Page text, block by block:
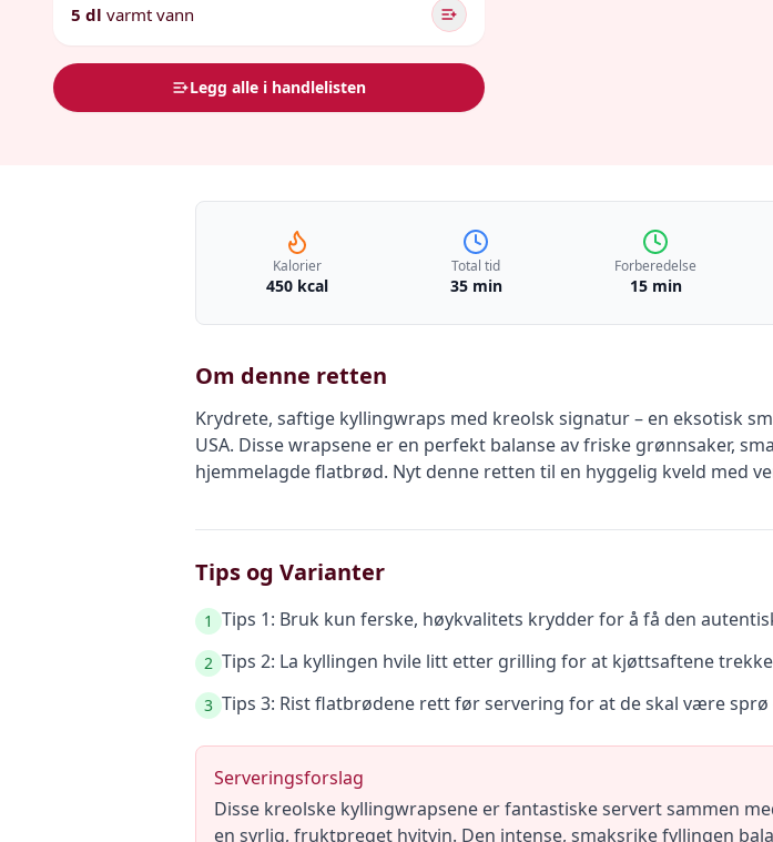
5 dl varmt vann
Legg alle i handlelisten
Kalorier
450 kcal
Total tid
35 min
Forberedelse
15 min
Om denne retten
Krydrete, saftige kyllingwraps med kreolsk signatur – en eksotisk
USA. Disse wrapsene er en perfekt balanse av friske grønnsaker,
hjemmelagde flatbrød. Nyt denne retten til en hyggelig kveld med
Tips og Varianter
1 Tips 1: Bruk kun ferske, høykvalitets krydder for å få den
2 Tips 2: La kyllingen hvile litt etter grilling for at kjøttsaftene
3 Tips 3: Rist flatbrødene rett før servering for at de skal være
Serveringsforslag
Disse kreolske kyllingwrapsene er fantastiske servert sammen
en syrlig, fruktpreget hvitvin. Den intense, smaksrike fyllingen